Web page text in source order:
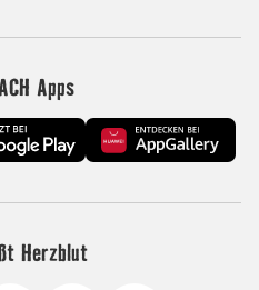
Apps
Herzblut